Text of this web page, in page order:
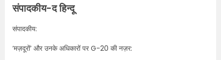
संपादकीय-द हिन्दू
संपादकीय:
‘मज़दूरों’ और उनके अधिकारों पर G-20 की नज़र: